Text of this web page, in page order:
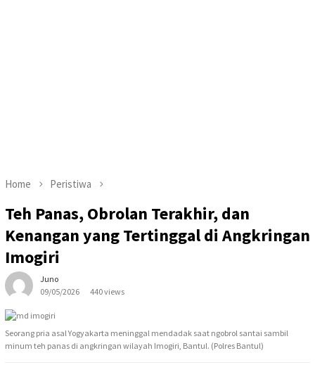
Home Peristiwa
Teh Panas, Obrolan Terakhir, dan
Kenangan yang Tertinggal di Angkringan
Imogiri
Juno
09/05/2026
440 views
Seorang pria asal Yogyakarta meninggal mendadak saat ngobrol santai sambil
minum teh panas di angkringan wilayah Imogiri, Bantul. (Polres Bantul)